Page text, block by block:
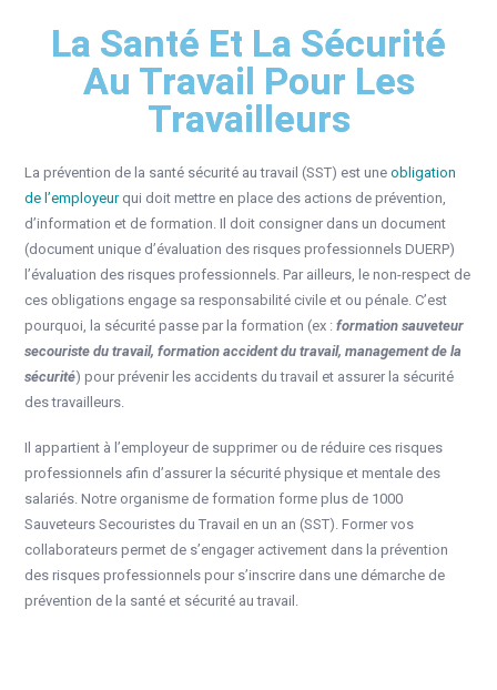
La Santé Et La Sécurité
Au Travail Pour Les
Travailleurs
La prévention de la santé sécurité au travail (SST) est une obligation
de l’employeurqui doit mettre en place des actions de prévention,
d’information et de formation. Il doit consigner dans un document
(document unique d’évaluation des risques professionnels DUERP)
l’évaluation des risques professionnels. Par ailleurs, le non-respect de
ces obligations engage sa responsabilité civile et ou pénale. C’est
pourquoi, la sécurité passe par la formation (ex : formation sauveteur
secouriste du travail, formation accident du travail, management de la
sécurité) pour prévenir les accidents du travail et assurer la sécurité
des travailleurs.
Il appartient à l’employeur de supprimer ou de réduire ces risques
professionnels afin d’assurer la sécurité physique et mentale des
salariés. Notre organisme de formation forme plus de 1000
Sauveteurs Secouristes du Travail en un an (SST). Former vos
collaborateurs permet de s’engager activement dans la prévention
des risques professionnels pour s’inscrire dans une démarche de
prévention de la santé et sécurité au travail.